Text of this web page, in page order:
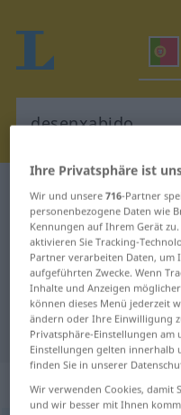
Portugiesisch-
Portugiesisch-
Übersetzung
"desenxabido"
Übersetzung
Ihre Privatsphäre ist
Wir und unsere716-Partner
personenbezogene Daten wie
Kennungen auf Ihrem Gerät
aktivieren Sie Tracking-
Partner verarbeiten Daten, um
aufgeführten Zwecke. Wenn
Inhalte und Anzeigen
können dieses Menü jederzeit
ändern oder Ihre Einwilligung
Privatsphäre-Einstellungen am
Einstellungen gelten innerhalb
finden Sie in unserer
Wir verwenden Cookies, damit
und wir besser mit Ihnen